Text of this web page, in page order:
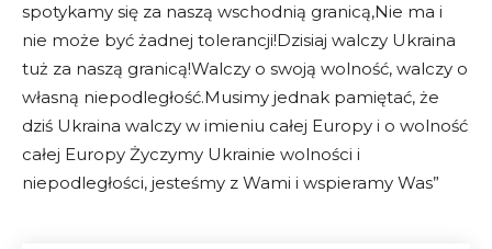
spotykamy się za naszą wschodnią granicą,Nie ma i
nie może być żadnej tolerancji!Dzisiaj walczy Ukraina
tuż za naszą granicą!Walczy o swoją wolność, walczy o
własną niepodległość.Musimy jednak pamiętać, że
dziś Ukraina walczy w imieniu całej Europy i o wolność
całej Europy Życzymy Ukrainie wolności i
niepodległości, jesteśmy z Wami i wspieramy Was”